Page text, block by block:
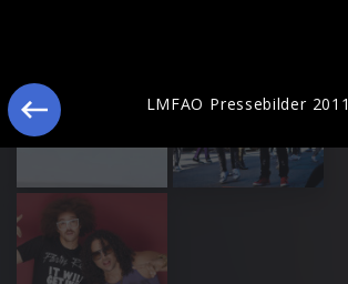
LMFAO Pressebilder 2011